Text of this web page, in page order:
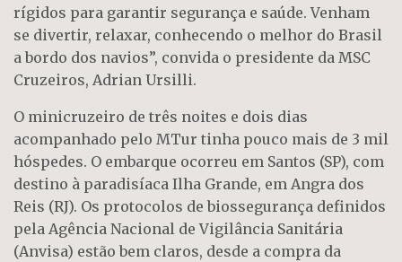
rígidos para garantir segurança e saúde. Venham
se divertir, relaxar, conhecendo o melhor do Brasil
a bordo dos navios”, convida o presidente da MSC
Cruzeiros, Adrian Ursilli.
O minicruzeiro de três noites e dois dias
acompanhado pelo MTur tinha pouco mais de 3 mil
hóspedes. O embarque ocorreu em Santos (SP), com
destino à paradisíaca Ilha Grande, em Angra dos
Reis (RJ). Os protocolos de biossegurança definidos
pela Agência Nacional de Vigilância Sanitária
(Anvisa) estão bem claros, desde a compra da